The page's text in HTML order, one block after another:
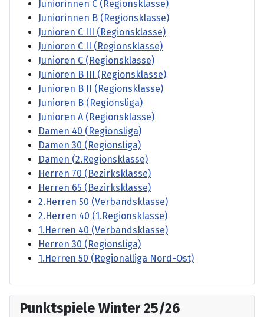
Juniorinnen C (Regionsklasse)
Juniorinnen B (Regionsklasse)
Junioren C III (Regionsklasse)
Junioren C II (Regionsklasse)
Junioren C (Regionsklasse)
Junioren B III (Regionsklasse)
Junioren B II (Regionsklasse)
Junioren B (Regionsliga)
Junioren A (Regionsklasse)
Damen 40 (Regionsliga)
Damen 30 (Regionsliga)
Damen (2.Regionsklasse)
Herren 70 (Bezirksklasse)
Herren 65 (Bezirksklasse)
2.Herren 50 (Verbandsklasse)
2.Herren 40 (1.Regionsklasse)
1.Herren 40 (Verbandsklasse)
Herren 30 (Regionsliga)
1.Herren 50 (Regionalliga Nord-Ost)
Punktspiele Winter 25/26